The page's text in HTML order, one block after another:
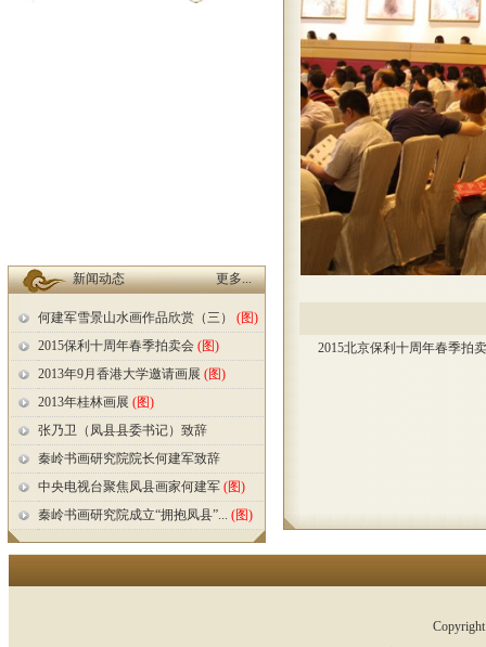
新闻动态 更多...
何建军雪景山水画作品欣赏（三）
(图)
2015保利十周年春季拍卖会 (图)
2013年9月香港大学邀请画展 (图)
2013年桂林画展 (图)
张乃卫（凤县县委书记）致辞
秦岭书画研究院院长何建军致辞
中央电视台聚焦凤县画家何建军 (图)
秦岭书画研究院成立“拥抱凤县”... (图)
2015北京保利十周年春季拍